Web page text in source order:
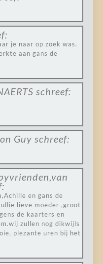
je naar op zoek was.
aan gans de
schreef:
Guy schreef:
en gans de
lieve moeder ,groot
de kaarters en
zullen nog dikwijls
plezante uren bij het